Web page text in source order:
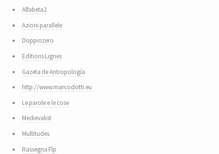
Alfabeta2
Azioni parallele
Doppiozero
Editions Lignes
Gazeta de Antropología
http://www.marcodotti.eu
Le parole e le cose
Medievalist
Multitudes
Rassegna Flp